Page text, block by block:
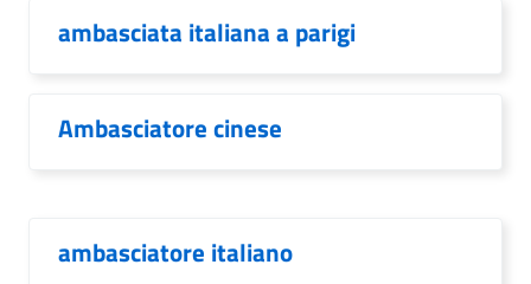
ambasciata italiana a parigi
Ambasciatore cinese
ambasciatore italiano